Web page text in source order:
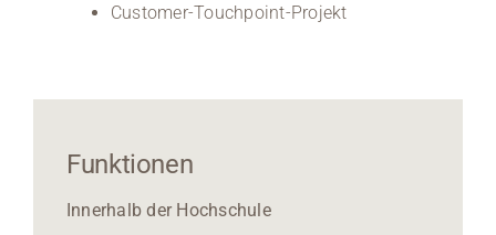
Customer-Touchpoint-Projekt
Funktionen
Innerhalb der Hochschule